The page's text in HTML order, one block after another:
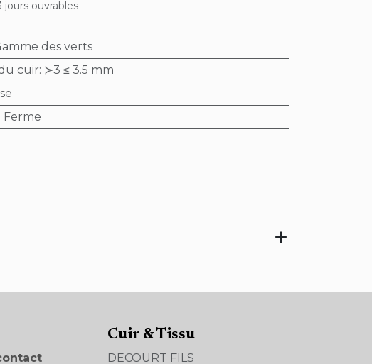
jours ouvrables
des verts
cuir: ≻3 ≤ 3.5 mm
Ferme
Cuir & Tissu
DECOURT FILS